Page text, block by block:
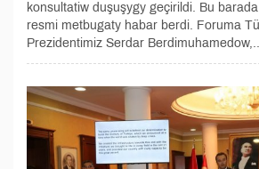
konsultatiw duşuşygy geçirildi. Bu
resmi metbugaty habar berdi. Foruma
Prezidentimiz Serdar